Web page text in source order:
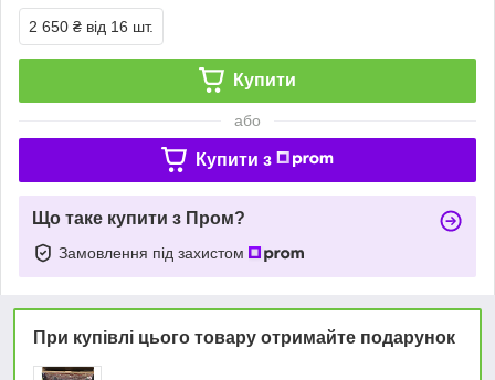
2 650 ₴ від 16 шт.
Купити
або
Купити з
Що таке купити з Пром?
Замовлення під захистом
При купівлі цього товару отримайте подарунок